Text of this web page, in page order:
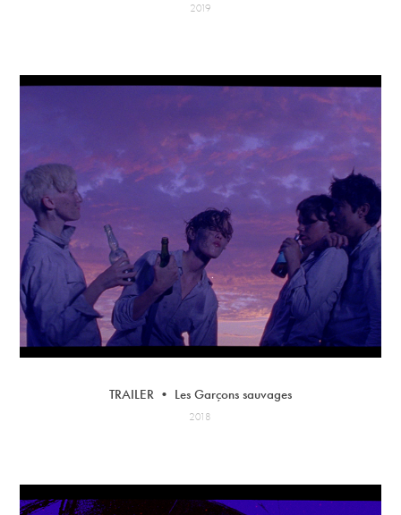
2019
TRAILER • Les Garçons sauvages
2018